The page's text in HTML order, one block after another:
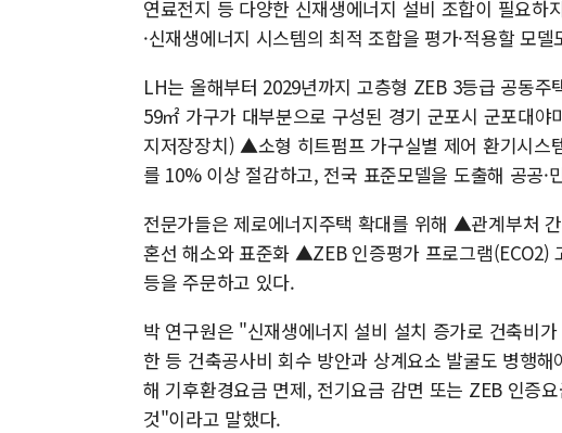
연료전지 등 다양한 신재생에너지 설비 조합이 필요하
·신재생에너지 시스템의 최적 조합을 평가·적용할 모
LH는 올해부터 2029년까지 고층형 ZEB 3등급 공동
59㎡ 가구가 대부분으로 구성된 경기 군포시 군포대
지저장장치) ▲소형 히트펌프 가구실별 제어 환기시스
를 10% 이상 절감하고, 전국 표준모델을 도출해 공공·
전문가들은 제로에너지주택 확대를 위해 ▲관계부처
혼선 해소와 표준화 ▲ZEB 인증평가 프로그램
등을 주문하고 있다.
박 연구원은 "신재생에너지 설비 설치 증가로 건축비
한 등 건축공사비 회수 방안과 상계요소 발굴도 병행
해 기후환경요금 면제, 전기요금 감면 또는 ZEB 인증
것"이라고 말했다.